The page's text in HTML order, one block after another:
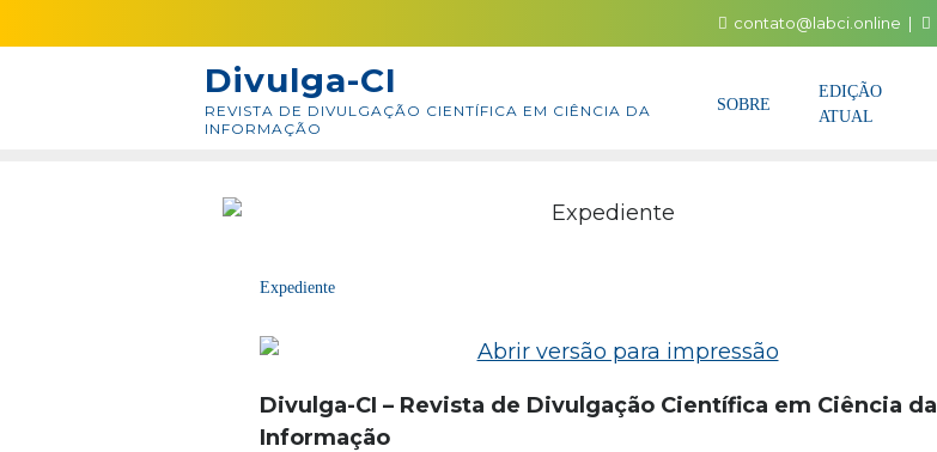
to
contato@labci.online
Divulga-CI
REVISTA DE DIVULGAÇÃO CIENTÍFICA EM CIÊNCIA DA
INFORMAÇÃO
SOBRE
EDIÇÃO
ATUAL
Expediente
Divulga-CI – Revista de Divulgação Científica em Ciência da
Informação